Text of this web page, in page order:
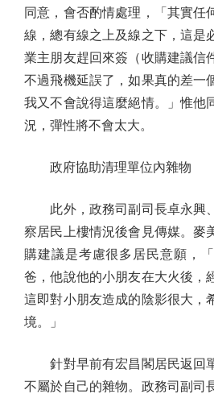
同意，會否酌情處理，「其實任
線，總有線之上及線之下，這是
業主朋友趕回來簽（收購建議信
不過飛機延誤了，如果真的差一
我又不會說得這麼絕情。」惟他
況，彈性將不會太大。
政府協助清理單位內雜物
此外，政務司副司長卓永興
察居民上樓情況後會見傳媒。麥
購建議是考慮很多居民意願，
爸，他說他的小朋友在大火後，
這即對小朋友造成的陰影很大，
境。」
針對早前有宏昌閣居民返回
不屬於自己的雜物。政務司副司